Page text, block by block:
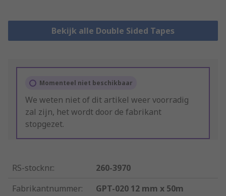
Bekijk alle Double Sided Tapes
Momenteel niet beschikbaar
We weten niet of dit artikel weer voorradig
zal zijn, het wordt door de fabrikant
stopgezet.
RS-stocknr.:
260-3970
Fabrikantnummer:
GPT-020 12 mm x 50m